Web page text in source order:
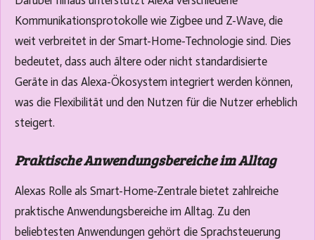
Kommunikationsprotokolle wie Zigbee und Z-Wave, die
weit verbreitet in der Smart-Home-Technologie sind. Dies
bedeutet, dass auch ältere oder nicht standardisierte
Geräte in das Alexa-Ökosystem integriert werden können,
was die Flexibilität und den Nutzen für die Nutzer erheblich
steigert.
Praktische Anwendungsbereiche im Alltag
Alexas Rolle als Smart-Home-Zentrale bietet zahlreiche
praktische Anwendungsbereiche im Alltag. Zu den
beliebtesten Anwendungen gehört die Sprachsteuerung